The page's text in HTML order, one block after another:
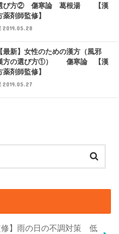
び方② 傷寒論 葛根湯 【漢
薬剤師監修】
2019.05.28
【最新】女性のための漢方（風邪
方の選び方①） 傷寒論 【漢
薬剤師監修】
2019.05.27
】雨の日の不調対策 低